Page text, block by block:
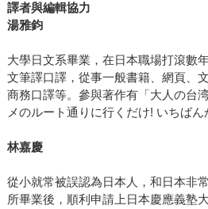
譯者與編輯協力
湯雅鈞
大學日文系畢業，在日本職場打滾數
文筆譯口譯，從事一般書籍、網頁、
商務口譯等。參與著作有「大人の台
メのルート通りに行くだけ! いちばん
林嘉慶
從小就常被誤認為日本人，和日本非
所畢業後，順利申請上日本慶應義塾